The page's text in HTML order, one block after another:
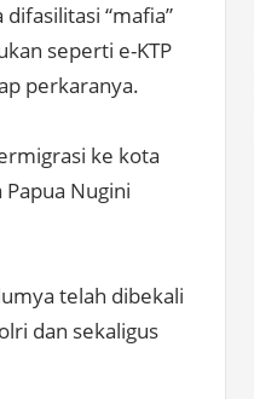
“mafia”
seperti e-KTP
perkaranya.
ke kota
Nugini
telah dibekali
dan sekaligus